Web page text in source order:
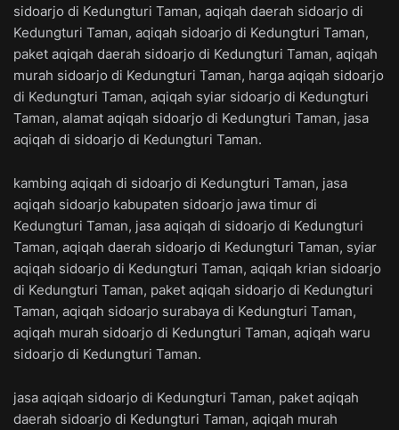
sidoarjo di Kedungturi Taman, aqiqah daerah sidoarjo di
Kedungturi Taman, aqiqah sidoarjo di Kedungturi Taman,
paket aqiqah daerah sidoarjo di Kedungturi Taman, aqiqah
murah sidoarjo di Kedungturi Taman, harga aqiqah sidoarjo
di Kedungturi Taman, aqiqah syiar sidoarjo di Kedungturi
Taman, alamat aqiqah sidoarjo di Kedungturi Taman, jasa
aqiqah di sidoarjo di Kedungturi Taman.
kambing aqiqah di sidoarjo di Kedungturi Taman, jasa
aqiqah sidoarjo kabupaten sidoarjo jawa timur di
Kedungturi Taman, jasa aqiqah di sidoarjo di Kedungturi
Taman, aqiqah daerah sidoarjo di Kedungturi Taman, syiar
aqiqah sidoarjo di Kedungturi Taman, aqiqah krian sidoarjo
di Kedungturi Taman, paket aqiqah sidoarjo di Kedungturi
Taman, aqiqah sidoarjo surabaya di Kedungturi Taman,
aqiqah murah sidoarjo di Kedungturi Taman, aqiqah waru
sidoarjo di Kedungturi Taman.
jasa aqiqah sidoarjo di Kedungturi Taman, paket aqiqah
daerah sidoarjo di Kedungturi Taman, aqiqah murah